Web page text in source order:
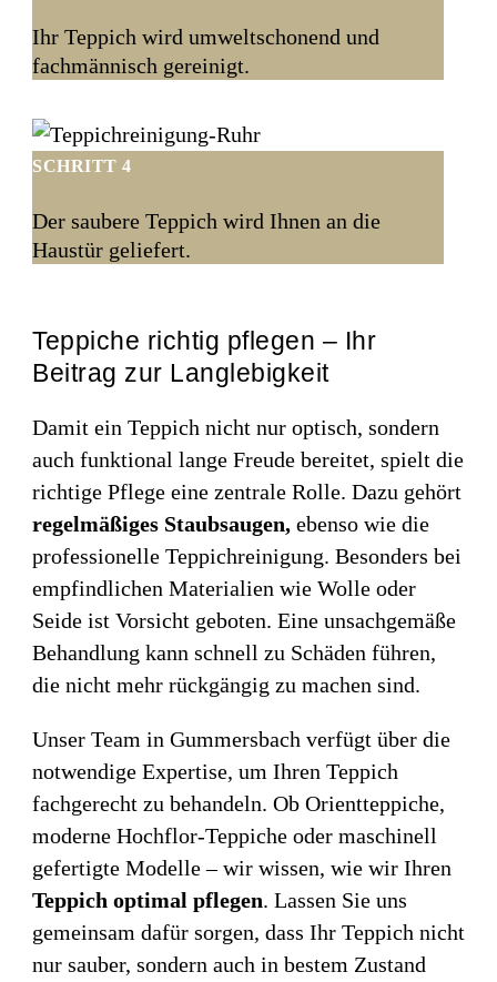
Ihr Teppich wird umweltschonend und
fachmännisch gereinigt.
SCHRITT 4
Der saubere Teppich wird Ihnen an die
Haustür geliefert.
Teppiche richtig pflegen – Ihr
Beitrag zur Langlebigkeit
Damit ein Teppich nicht nur optisch, sondern
auch funktional lange Freude bereitet, spielt die
richtige Pflege eine zentrale Rolle. Dazu gehört
regelmäßiges Staubsaugen, ebenso wie die
professionelle Teppichreinigung. Besonders bei
empfindlichen Materialien wie Wolle oder
Seide ist Vorsicht geboten. Eine unsachgemäße
Behandlung kann schnell zu Schäden führen,
die nicht mehr rückgängig zu machen sind.
Unser Team in Gummersbach verfügt über die
notwendige Expertise, um Ihren Teppich
fachgerecht zu behandeln. Ob Orientteppiche,
moderne Hochflor-Teppiche oder maschinell
gefertigte Modelle – wir wissen, wie wir Ihren
Teppich optimal pflegen. Lassen Sie uns
gemeinsam dafür sorgen, dass Ihr Teppich nicht
nur sauber, sondern auch in bestem Zustand